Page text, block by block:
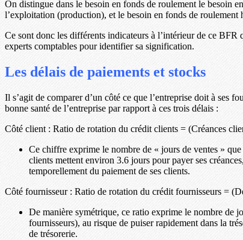
On distingue dans le besoin en fonds de roulement le besoin
l’exploitation (production), et le besoin en fonds de
Ce sont donc les différents indicateurs à l’intérieur de ce
experts comptables pour identifier sa signification.
Les délais de paiements et stocks
Il s’agit de comparer d’un côté ce que l’entreprise doit à ses
bonne santé de l’entreprise par rapport à ces trois délais :
Côté client : Ratio de rotation du crédit clients = (Créances
Ce chiffre exprime le nombre de « jours de ventes »
clients mettent environ 3.6 jours pour payer ses
temporellement du paiement de ses clients.
Côté fournisseur : Ratio de rotation du crédit fournisseurs =
De manière symétrique, ce ratio exprime le nombre de
fournisseurs), au risque de puiser rapidement dans la
de trésorerie.